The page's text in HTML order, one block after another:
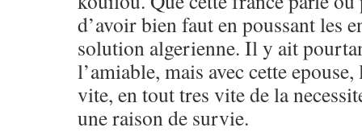
d’avoir bien faut en poussant les
solution algerienne. Il y ait
l’amiable, mais avec cette
vite, en tout tres vite de la
une raison de survie.